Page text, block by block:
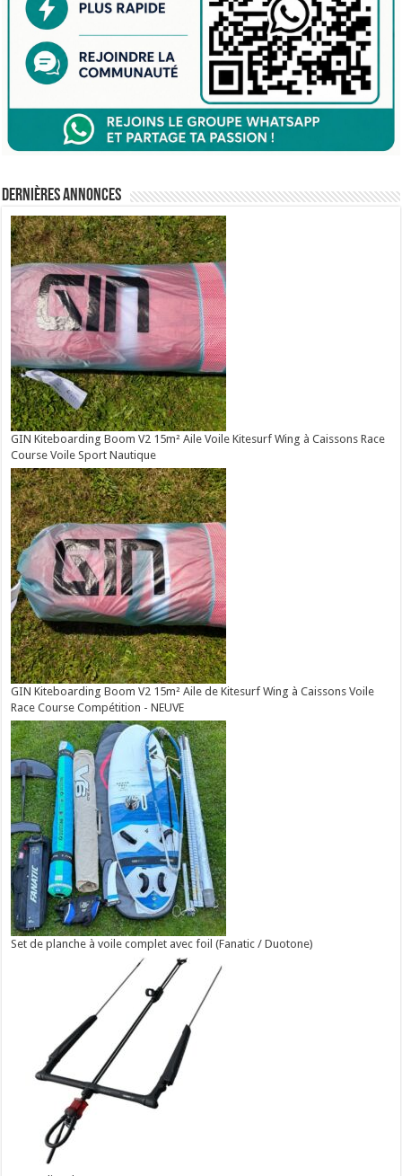
Dernières annonces
GIN Kiteboarding Boom V2 15m² Aile Voile Kitesurf Wing à Caissons Race
Course Voile Sport Nautique
GIN Kiteboarding Boom V2 15m² Aile de Kitesurf Wing à Caissons Voile
Race Course Compétition - NEUVE
Set de planche à voile complet avec foil (Fanatic / Duotone)